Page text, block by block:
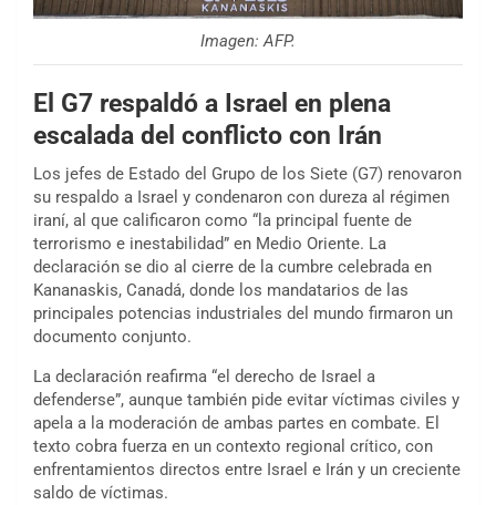
Imagen: AFP.
El G7 respaldó a Israel en plena
escalada del conflicto con Irán
Los jefes de Estado del Grupo de los Siete (G7) renovaron
su respaldo a Israel y condenaron con dureza al régimen
iraní, al que calificaron como “la principal fuente de
terrorismo e inestabilidad” en Medio Oriente. La
declaración se dio al cierre de la cumbre celebrada en
Kananaskis, Canadá, donde los mandatarios de las
principales potencias industriales del mundo firmaron un
documento conjunto.
La declaración reafirma “el derecho de Israel a
defenderse”, aunque también pide evitar víctimas civiles y
apela a la moderación de ambas partes en combate. El
texto cobra fuerza en un contexto regional crítico, con
enfrentamientos directos entre Israel e Irán y un creciente
saldo de víctimas.